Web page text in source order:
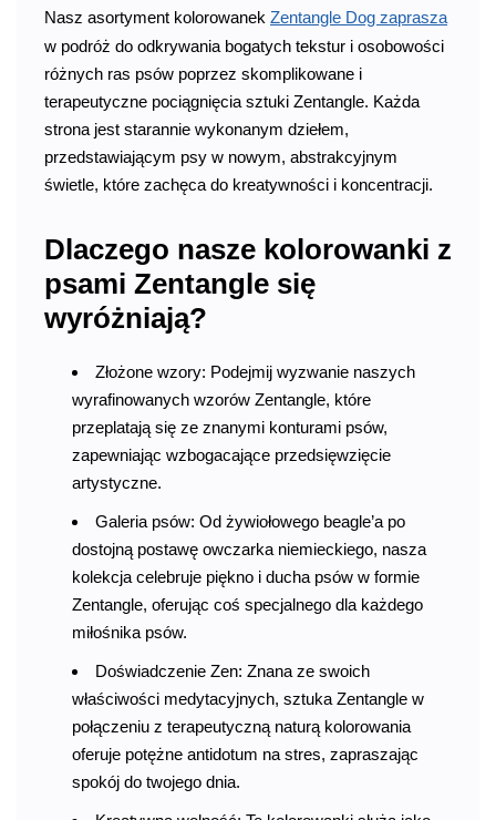
Nasz asortyment kolorowanek Zentangle Dog zaprasza
w podróż do odkrywania bogatych tekstur i osobowości
różnych ras psów poprzez skomplikowane i
terapeutyczne pociągnięcia sztuki Zentangle. Każda
strona jest starannie wykonanym dziełem,
przedstawiającym psy w nowym, abstrakcyjnym
świetle, które zachęca do kreatywności i koncentracji.
Dlaczego nasze kolorowanki z
psami Zentangle się
wyróżniają?
Złożone wzory: Podejmij wyzwanie naszych
wyrafinowanych wzorów Zentangle, które
przeplatają się ze znanymi konturami psów,
zapewniając wzbogacające przedsięwzięcie
artystyczne.
Galeria psów: Od żywiołowego beagle’a po
dostojną postawę owczarka niemieckiego, nasza
kolekcja celebruje piękno i ducha psów w formie
Zentangle, oferując coś specjalnego dla każdego
miłośnika psów.
Doświadczenie Zen: Znana ze swoich
właściwości medytacyjnych, sztuka Zentangle w
połączeniu z terapeutyczną naturą kolorowania
oferuje potężne antidotum na stres, zapraszając
spokój do twojego dnia.